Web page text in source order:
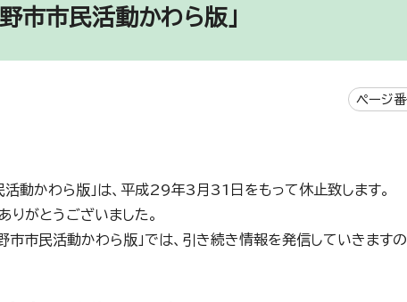
市市民活動かわら版」
ページ
活動かわら版」は、平成29年3月31日をもって休止致します。
りがとうございました。
市市民活動かわら版」では、引き続き情報を発信していきますの